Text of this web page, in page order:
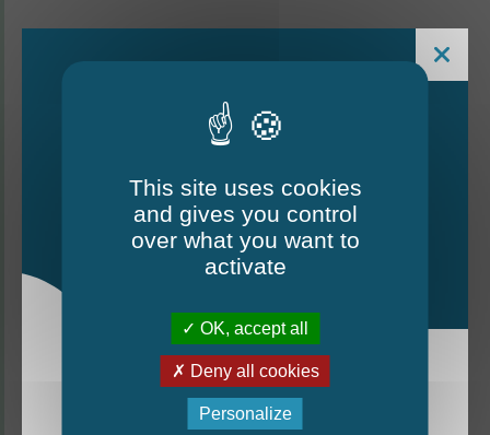
CONTACTEZ-NOUS
Thorigné-d'Anjou
Le Mag - édition estivale
La nouvelle édition du Mag est arrivée!
This site uses cookies
and gives you control
over what you want to
activate
OK, accept all
Deny all cookies
Personalize